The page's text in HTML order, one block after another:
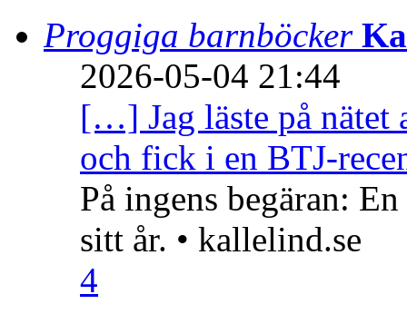
Proggiga barnböcker
2026-05-04 21:44
[…] Jag läste på nätet
och fick i en BTJ-
På ingens begäran:
sitt år. • kallelind.se
4